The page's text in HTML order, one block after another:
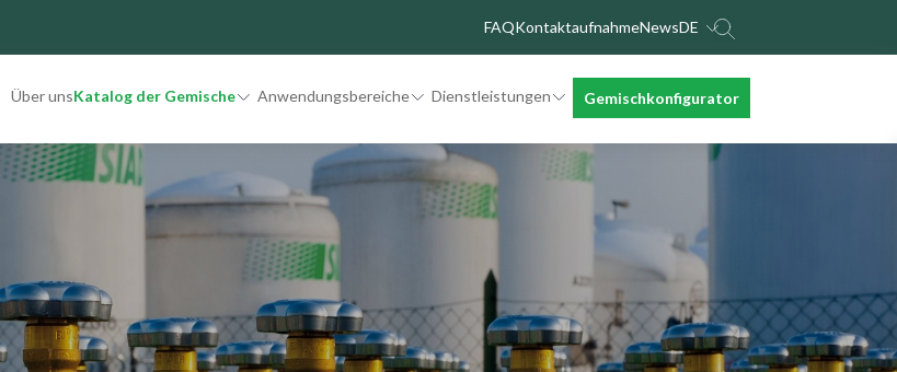
FAQKontaktaufnahmeNewsDE
Italian
Über unsKatalog der Gemische Anwendungsbereiche Dienstleistungen Gemischkonfigurator